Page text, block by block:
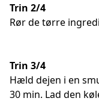
Trin 2/4
Rør de tørre
Trin 3/4
Hæld dejen i en
30 min. Lad den